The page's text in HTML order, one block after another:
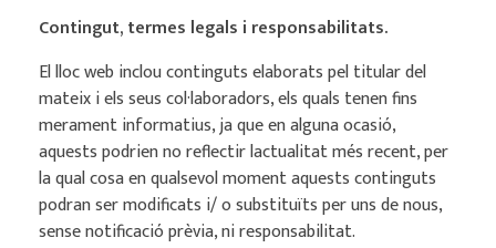
Contingut, termes legals i responsabilitats.
El lloc web inclou continguts elaborats pel titular del
mateix i els seus col·laboradors, els quals tenen fins
merament informatius, ja que en alguna ocasió,
aquests podrien no reflectir lactualitat més recent, per
la qual cosa en qualsevol moment aquests continguts
podran ser modificats i/ o substituïts per uns de nous,
sense notificació prèvia, ni responsabilitat.